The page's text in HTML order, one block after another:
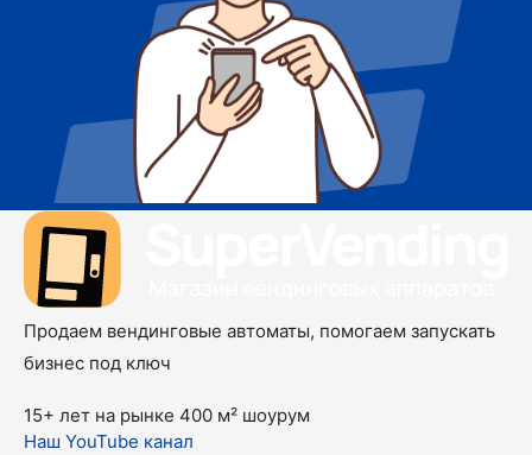
Продаем вендинговые автоматы, помогаем запускать
бизнес под ключ
15+ лет на рынке 400 м² шоурум
Наш YouTube канал